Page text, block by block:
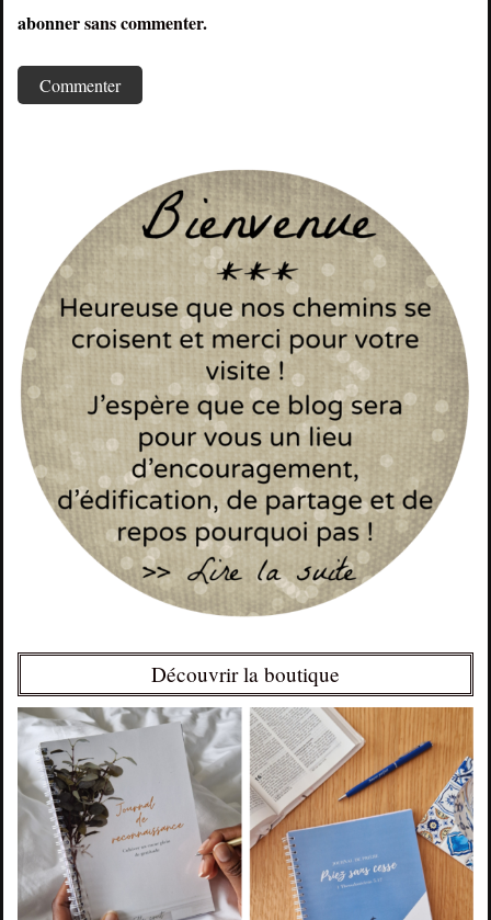
abonnersans commenter.
Découvrir la boutique